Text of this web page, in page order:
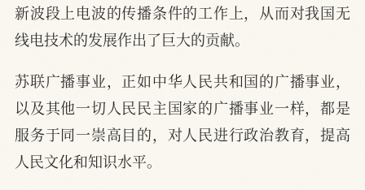
新波段上电波的传播条件的工作上，从而对我国无
线电技术的发展作出了巨大的贡献。
苏联广播事业，正如中华人民共和国的广播事业，
以及其他一切人民民主国家的广播事业一样，都是
服务于同一崇高目的，对人民进行政治教育，提高
人民文化和知识水平。